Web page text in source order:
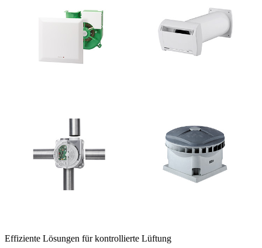
Effiziente Lösungen für kontrollierte Lüftung